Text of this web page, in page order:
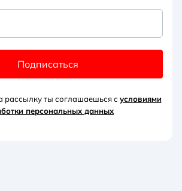
Подписаться
рассылку ты соглашаешься с условиями
персональных данных